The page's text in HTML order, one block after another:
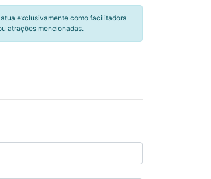
exclusivamente como facilitadora
atrações mencionadas.